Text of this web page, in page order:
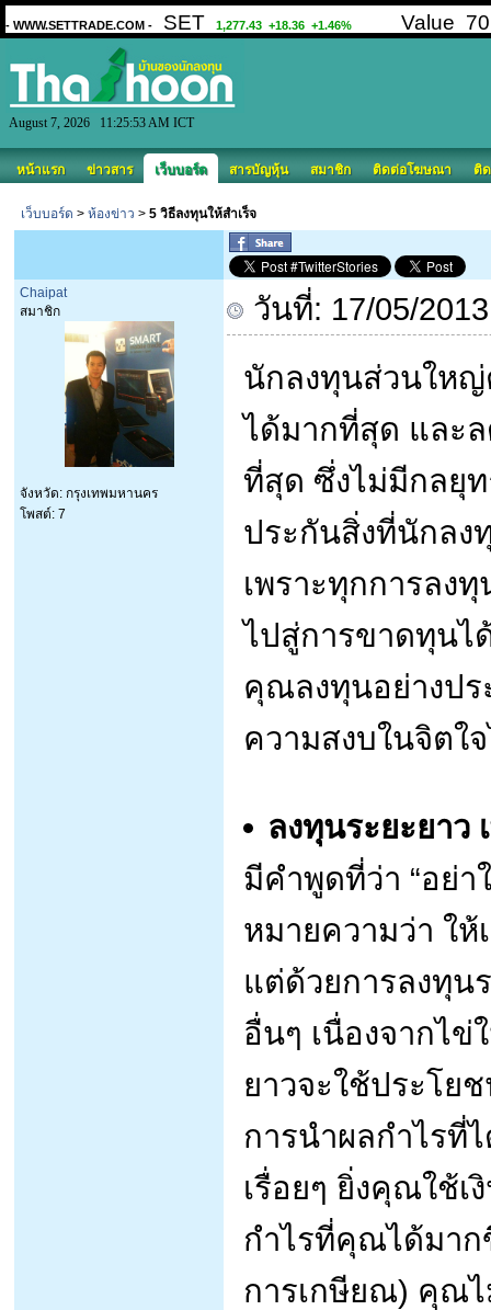
August 7, 2026 11:25:53 AM ICT
หน้าแรก ข่าวสาร เว็บบอร์ด สารบัญหุ้น สมาชิก ติดต่อโฆษณา ติ
เว็บบอร์ด > ห้องข่าว > 5 วิธีลงทุนให้สำเร็จ
Chaipat
สมาชิก
จังหวัด: กรุงเทพมหานคร
โพสต์: 7
วันที่: 17/05/
นักลงทุนส่วนใหญ่
ได้มากที่สุด และ
ที่สุด ซึ่งไม่มีกลยุ
ประกันสิ่งที่นักลง
เพราะทุกการลง
ไปสู่การขาดทุนไ
คุณลงทุนอย่างปร
ความสงบในจิตใ
ลงทุนระยะยา
มีคำพูดที่ว่า “อย่า
หมายความว่า ให้
แต่ด้วยการลงทุน
อื่นๆ เนื่องจากไข่
ยาวจะใช้ประโย
การนำผลกำไรที่
เรื่อยๆ ยิ่งคุณใช้
กำไรที่คุณได้มาก
การเกษียณ) คุณ